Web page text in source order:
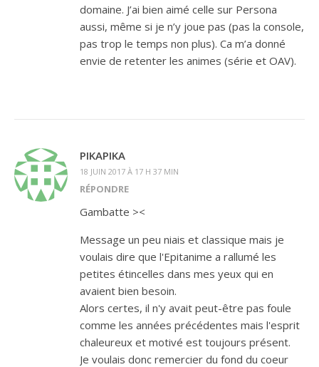
domaine. J’ai bien aimé celle sur Persona
aussi, même si je n’y joue pas (pas la console,
pas trop le temps non plus). Ca m’a donné
envie de retenter les animes (série et OAV).
PIKAPIKA
18 JUIN 2017 À 17 H 37 MIN
RÉPONDRE
Gambatte ><
Message un peu niais et classique mais je
voulais dire que l'Epitanime a rallumé les
petites étincelles dans mes yeux qui en
avaient bien besoin.
Alors certes, il n'y avait peut-être pas foule
comme les années précédentes mais l'esprit
chaleureux et motivé est toujours présent.
Je voulais donc remercier du fond du coeur